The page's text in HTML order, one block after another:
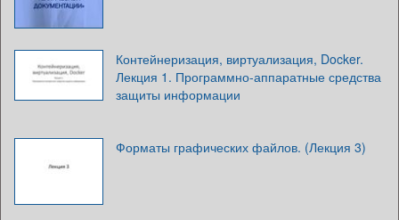
Контейнеризация, виртуализация, Docker.
Лекция 1. Программно-аппаратные средства
защиты информации
Форматы графических файлов. (Лекция 3)